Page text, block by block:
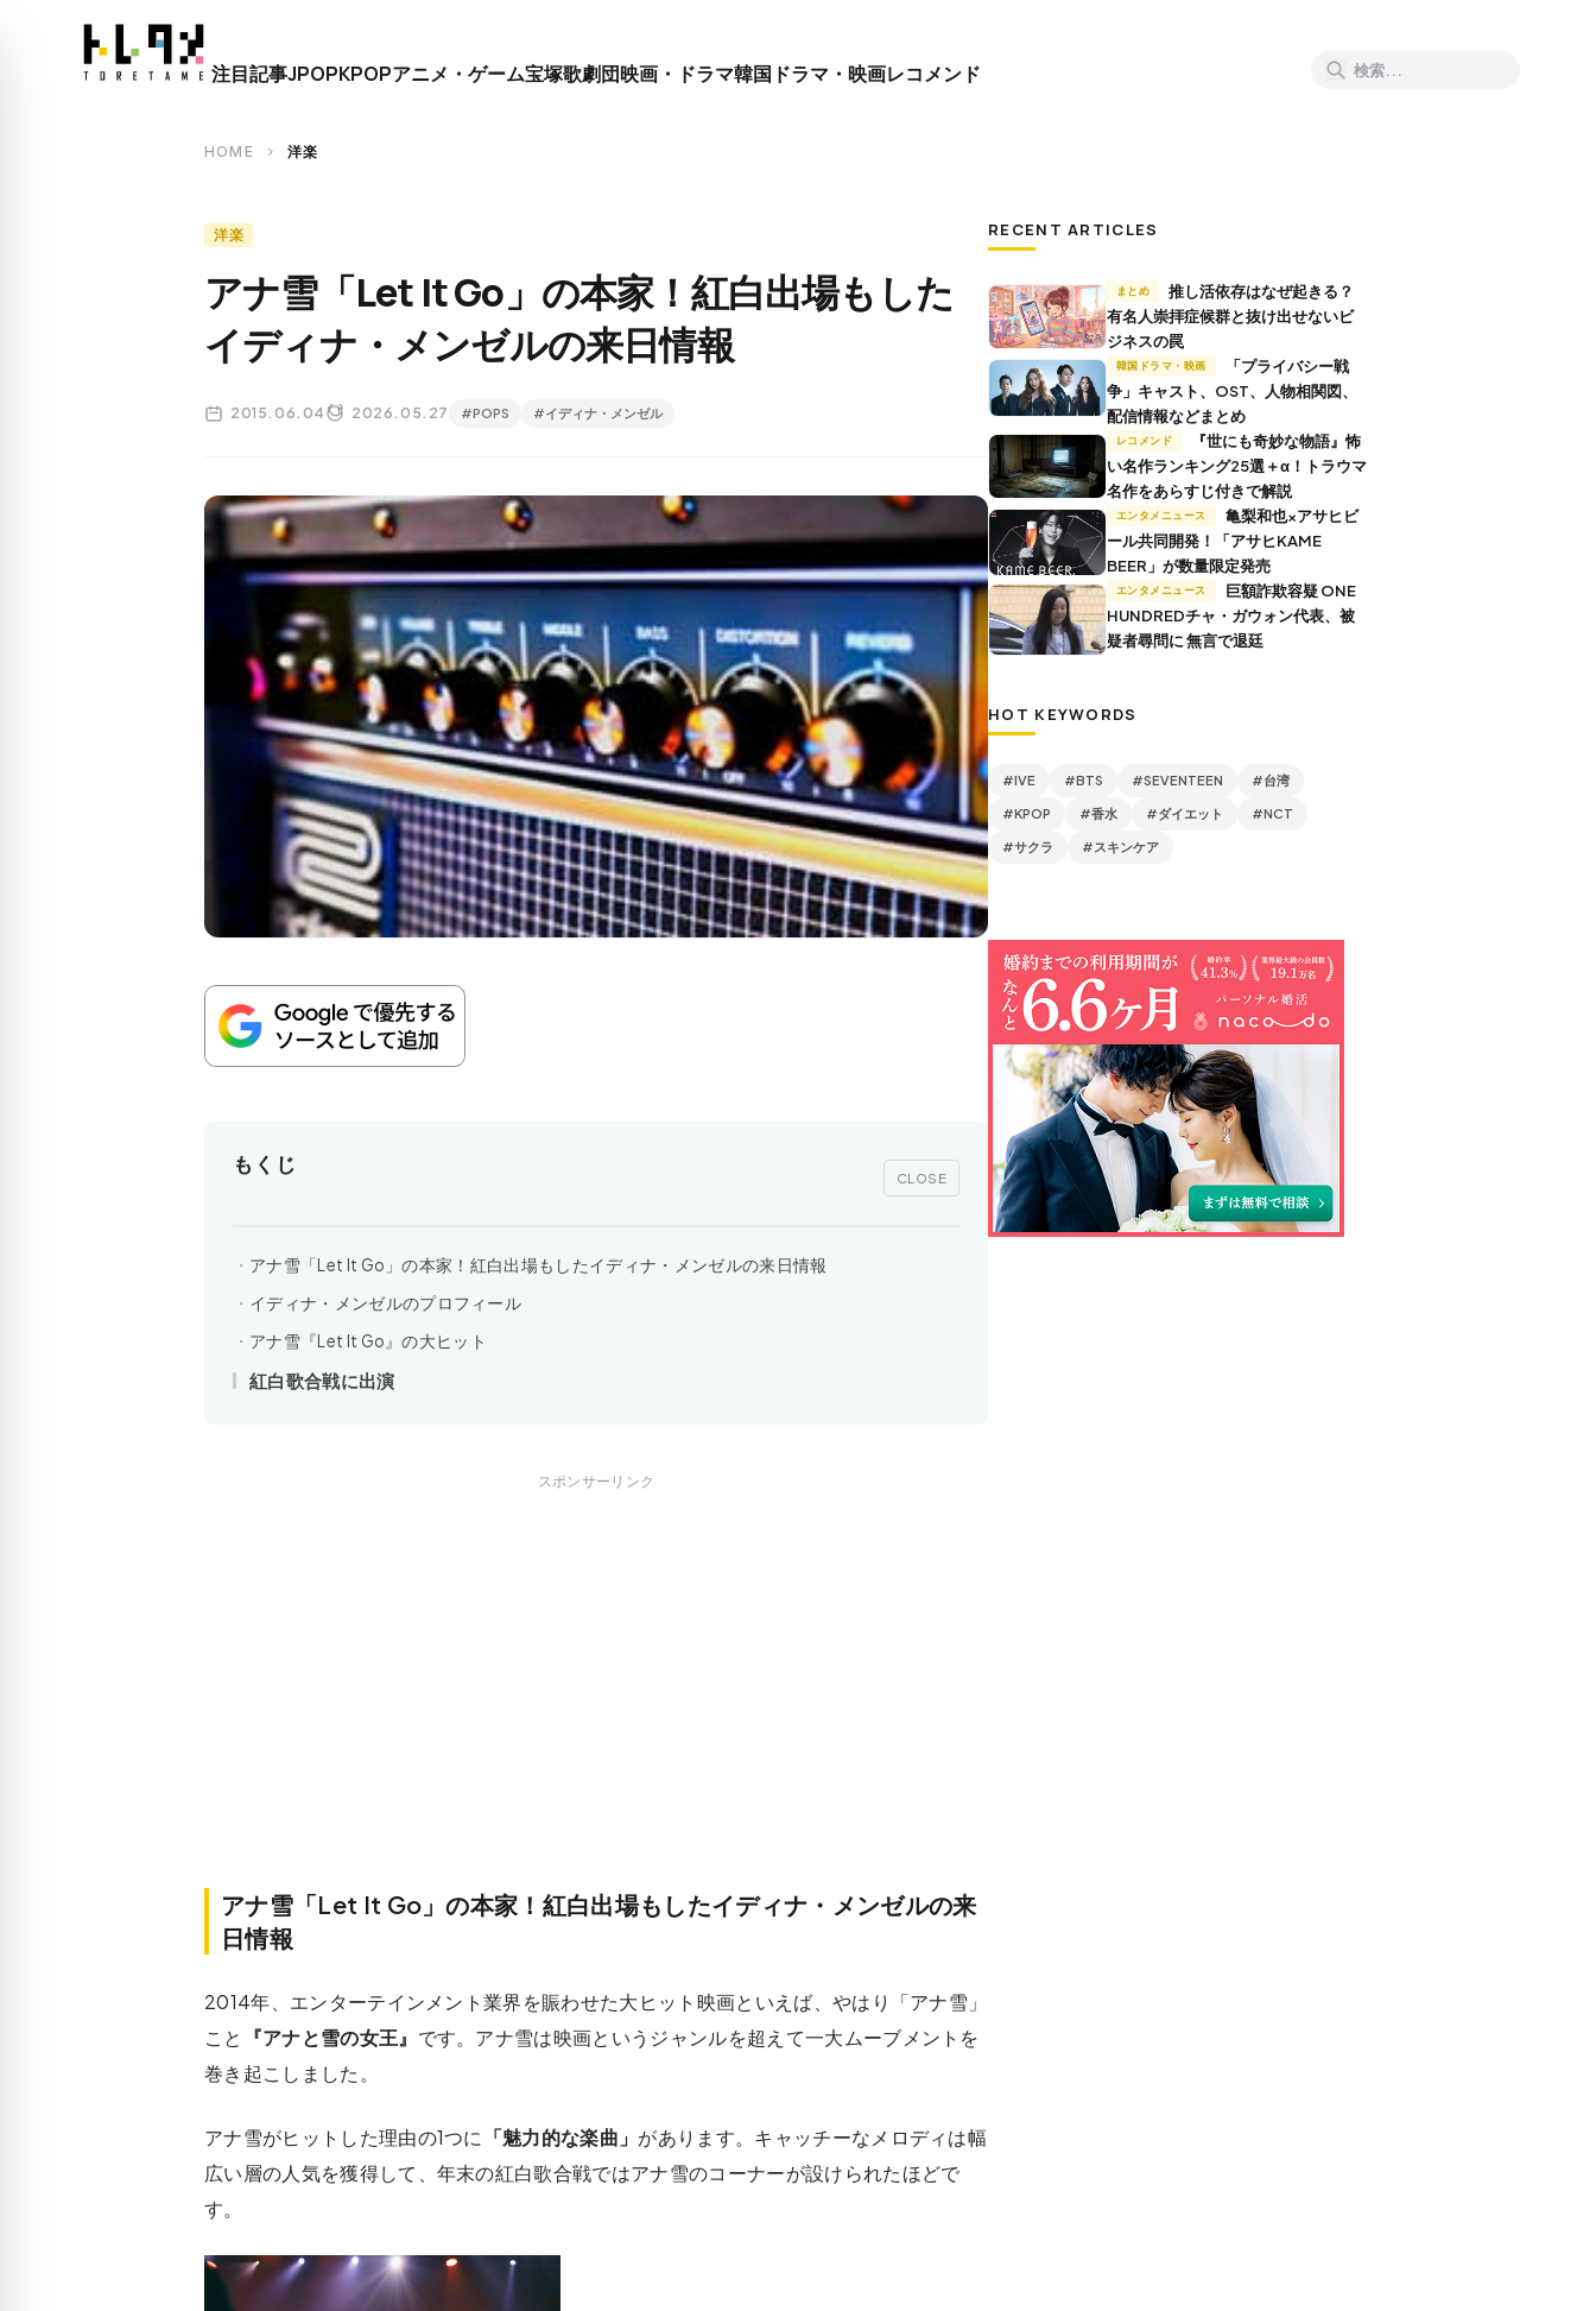
close
注目記事JPOPKPOPアニメ・ゲーム宝塚歌劇団映画・ドラマ韓国ドラマ・映画レコメンド
HOME chevron_right 洋楽
洋楽
アナ雪「Let It Go」の本家！紅白出場もした
イディナ・メンゼルの来日情報
2015.06.04 2026.05.27 #POPS #イディナ・メンゼル
もくじ
CLOSE
アナ雪「Let It Go」の本家！紅白出場もしたイディナ・メンゼルの来日情報
イディナ・メンゼルのプロフィール
アナ雪『Let It Go』の大ヒット
紅白歌合戦に出演
スポンサーリンク
アナ雪「Let It Go」の本家！紅白出場もしたイディナ・メンゼルの来
日情報
2014年、エンターテインメント業界を賑わせた大ヒット映画といえば、やはり「アナ雪」
こと
『アナと雪の女王』 です。アナ雪は映画というジャンルを超えて一大ムーブメントを
巻き起こしました。
アナ雪がヒットした理由の1つに 「魅力的な楽曲」 があります。キャッチーなメロディは幅
広い層の人気を獲得して、年末の紅白歌合戦ではアナ雪のコーナーが設けられたほどで
す。
RECENT ARTICLES
まとめ
推し活依存はなぜ起きる？
有名人崇拝症候群と抜け出せないビ
ジネスの罠
韓国ドラマ・映画
争」キャスト、OST、人物相関図、
配信情報などまとめ
レコメンド
い名作ランキング25選＋α！トラウマ
名作をあらすじ付きで解説
エンタメニュース
ール共同開発！「アサヒKAME
BEER」が数量限定発売
エンタメニュース
HUNDREDチャ・ガウォン代表、被
疑者尋問に 無言で退廷
HOT KEYWORDS
#IVE #BTS #SEVENTEEN #台湾
#KPOP #香水 #ダイエット #NCT
#サクラ #スキンケア